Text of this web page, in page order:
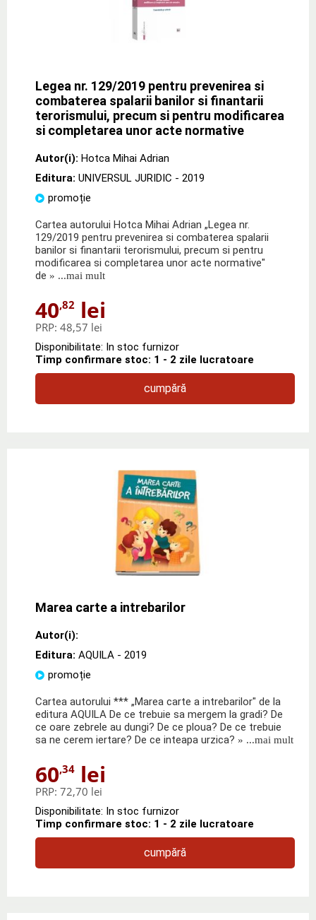
Legea nr. 129/2019 pentru prevenirea si
combaterea spalarii banilor si finantarii
terorismului, precum si pentru modificarea
si completarea unor acte normative
Autor(i): Hotca Mihai Adrian
Editura: UNIVERSUL JURIDIC - 2019
promoție
Cartea autorului Hotca Mihai Adrian „Legea nr.
129/2019 pentru prevenirea si combaterea spalarii
banilor si finantarii terorismului, precum si pentru
modificarea si completarea unor acte normative"
de » ...mai mult
40,82 lei
PRP: 48,57 lei
Disponibilitate: In stoc furnizor
Timp confirmare stoc: 1 - 2 zile lucratoare
cumpără
Marea carte a intrebarilor
Autor(i):
Editura: AQUILA - 2019
promoție
Cartea autorului *** „Marea carte a intrebarilor" de la
editura AQUILA De ce trebuie sa mergem la gradi? De
ce oare zebrele au dungi? De ce ploua? De ce trebuie
sa ne cerem iertare? De ce inteapa urzica? » ...mai mult
60,34 lei
PRP: 72,70 lei
Disponibilitate: In stoc furnizor
Timp confirmare stoc: 1 - 2 zile lucratoare
cumpără